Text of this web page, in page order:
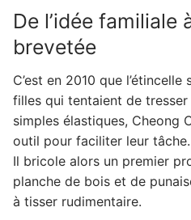
3. L'art du tressage :
esthétiques
3.1. Progression
complexe
3.2. Quelques
4. Acquisition et marché
l'authenticité
4.1. Où se procurer le
4.2. Évaluation tarifaire
De l’idée familiale
brevetée
C’est en 2010 que
filles qui tentaient de
simples élastiques, Cheong
outil pour faciliter leur tâche.
Il bricole alors un premier
planche de bois et de
à tisser rudimentaire.